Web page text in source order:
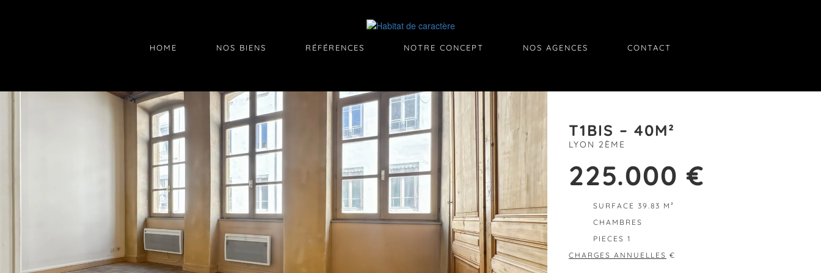
HOME NOS BIENS RÉFÉRENCES NOTRE CONCEPT NOS AGENCES CONTACT
T1BIS – 40M²
LYON 2ÈME
225.000 €
SURFACE 39.83 M²
CHAMBRES
PIECES 1
CHARGES ANNUELLES €